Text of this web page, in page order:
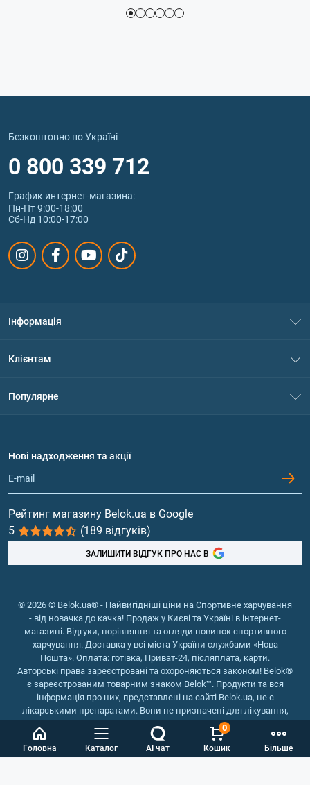
Головна Каталог AI чат Кошик
0
Більше
Безкоштовно по Україні
0 800 339 712
График интернет‑магазина:
Пн-Пт 9:00-18:00
Сб-Нд 10:00-17:00
Інформація
Політика конфіденційності
Обмін та повернення
Клієнтам
Популярне
Протеїн
Гейнери
Вітаміни та мінерали
Риб'ячий жир, жирні кислоти
Нові надходження та акції
Рейтинг магазину Belok.ua в Google
5
(189 відгуків)
ЗАЛИШИТИ ВІДГУК ПРО НАС В
© 2026 © Belok.ua® - Найвигідніші ціни на Спортивне харчування
- від новачка до качка! Продаж у Києві та Україні в інтернет-
магазині. Відгуки, порівняння та огляди новинок спортивного
харчування. Доставка у всі міста України службами «Нова
Пошта». Оплата: готівка, Приват-24, післяплата, карти.
Авторські права зареєстровані та охороняються законом! Belok®
є зареєстрованим товарним знаком Belok™. Продукти та вся
інформація про них, представлені на сайті Belok.ua, не є
лікарськими препаратами. Вони не призначені для лікування,
зняття симптомів та запобігання хворобам.
Інтернет магазин Belok.ua
Інтернет магазин спортивного
харчування